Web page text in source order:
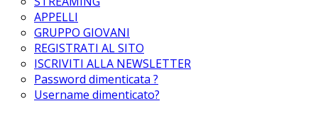
APPELLI
GRUPPO GIOVANI
REGISTRATI AL SITO
ISCRIVITI ALLA NEWSLETTER
Password dimenticata ?
Username dimenticato?